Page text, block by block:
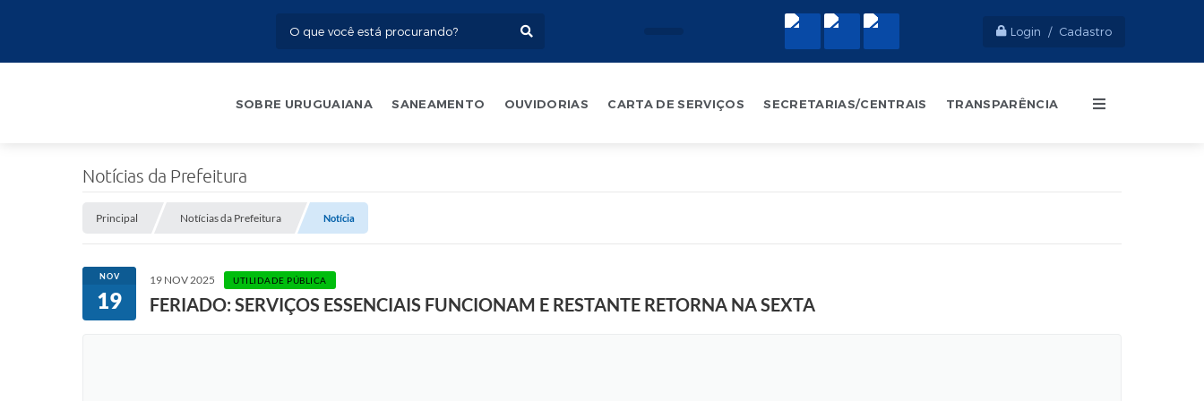
Login / Cadastro
SOBRE URUGUAIANA SANEAMENTO OUVIDORIAS CARTA DE SERVIÇOS SECRETARIAS/CENTRAIS TRANSPARÊNCIA
Notícias da Prefeitura
Principal Notícias da Prefeitura Notícia
NOV
19
19 NOV 2025 UTILIDADE PÚBLICA
FERIADO: SERVIÇOS ESSENCIAIS FUNCIONAM E RESTANTE RETORNA NA SEXTA
F